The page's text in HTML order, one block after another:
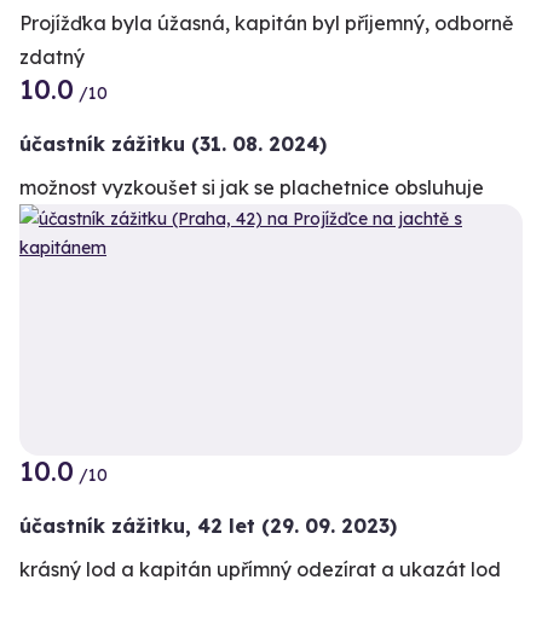
Projížďka byla úžasná, kapitán byl příjemný, odborně
zdatný
10.0 /10
účastník zážitku (31. 08. 2024)
možnost vyzkoušet si jak se plachetnice obsluhuje
10.0 /10
účastník zážitku, 42 let (29. 09. 2023)
krásný lod a kapitán upřímný odezírat a ukazát lod